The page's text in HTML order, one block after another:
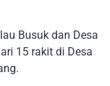
Busuk dan Desa
15 rakit di Desa